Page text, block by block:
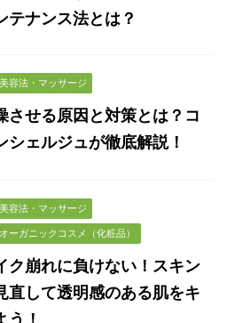
テナンス法とは？
容法・マッサージ
させる原因と対策とは？コ
シェルジュが徹底解説！
容法・マッサージ
ーガニックコスメ（化粧品）
ク崩れに負けない！スキン
直して透明感のある肌をキ
う！